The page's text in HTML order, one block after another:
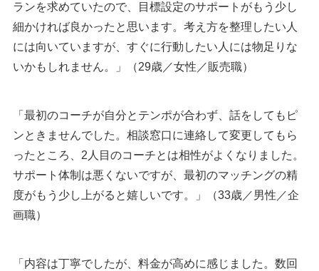
ランを求めていたので、目標設定のサポートがもう少し
細かければ良かったと思います。考え方を整理したい人
には向いていますが、すぐに行動したい人には物足りな
いかもしれません。」（29歳／女性／販売職）
「最初のコーチが自分とテンポが合わず、話をしてもピ
ンときませんでした。相談窓口に連絡して変更してもら
ったところ、2人目のコーチとは相性がよくなりました。
サポート体制は悪くないですが、最初のマッチングの精
度がもう少し上がると嬉しいです。」（33歳／男性／企
画職）
「内容は丁寧でしたが、料金が高めに感じました。数回